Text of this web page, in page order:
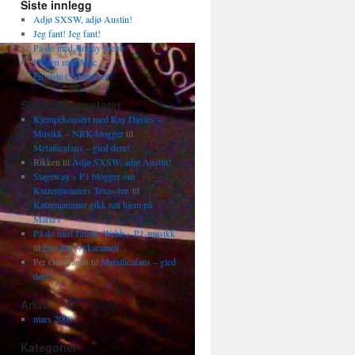
Siste innlegg
Adjø SXSW, adjø Austin!
Jeg fant! Jeg fant!
På do med Jimmy Webb
I baren med Mac
En siste (?) karamell
Siste kommentarer
Kjempekonsert med Ray Davies –
Musikk – NRK-bloggertil
Metallicafans – gled dere!
Rikken til Adjø SXSW, adjø Austin!
Stageway » P1 blogger om
Katzenjammers Texas-tur. til
Katzenjammer gikk rett hjem på
Maria's
På do med Jimmy Webb » P1-musikk
tilEn siste (?) karamell
Per Ole Hagen tilMetallicafans – gled
dere!
Arkiv
mars 2009
Kategorier